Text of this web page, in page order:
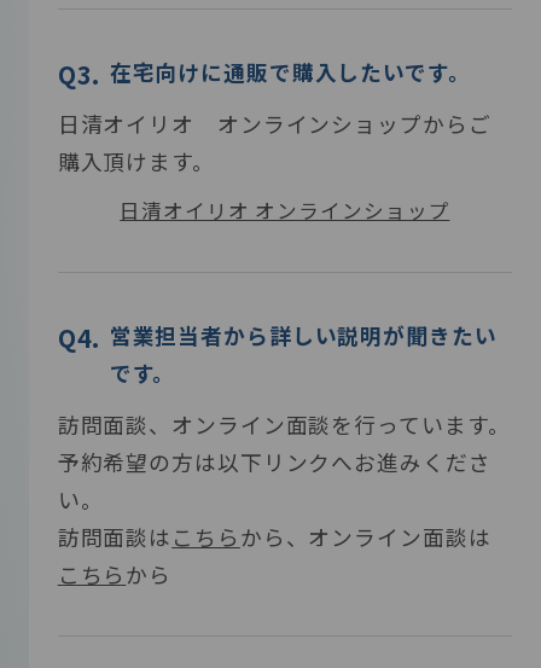
在宅向けに通販で購入したいです。
日清オイリオ オンラインショップからご
購入頂けます。
日清オイリオ オンラインショップ
営業担当者から詳しい説明が聞きたい
です。
訪問面談、オンライン面談を行っています。
予約希望の方は以下リンクへお進みくださ
い。
訪問面談はこちらから、オンライン面談は
こちらから
サンプルの申し込みは、どういった製
品を申し込めるのでしょうか。
食品」のサンプルをお申し込みいただけま
す。
サンプルで試した商品を購入したいの
ですが。
明を聞くことができるため、大変人気のコ
ンテンツとなっております。登録は無料で
す。
を入力できているか、半角英数字、大文
字、小文字などの誤入力がないかご確認く
ださい。パスワードを忘れてしまった方は、
再度設定をお願いします。
い。